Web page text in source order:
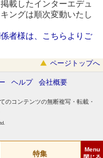
特集 Menu
載したインターエデュ
ングは順次変動いたし
者様は、こちらよりご
ページトップへ
ヘルプ 会社概要
のコンテンツの無断複写・転載・